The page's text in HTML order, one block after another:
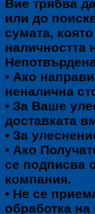
Вие трябва
или до
сумата,
наличността
• Ако
неналична
• За Ваше
доставката
• За
• Ако
се подписва
компания.
• Не се
обработка